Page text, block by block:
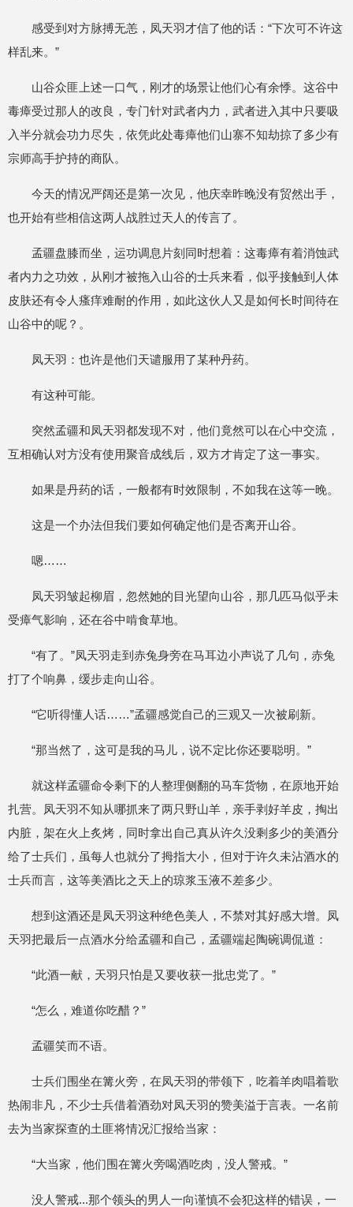
感受到对方脉搏无恙，凤天羽才信了他的话：“下次可不许这
样乱来。”
山谷众匪上述一口气，刚才的场景让他们心有余悸。这谷中
毒瘴受过那人的改良，专门针对武者内力，武者进入其中只要吸
入半分就会功力尽失，依凭此处毒瘴他们山寨不知劫掠了多少有
宗师高手护持的商队。
今天的情况严阔还是第一次见，他庆幸昨晚没有贸然出手，
也开始有些相信这两人战胜过天人的传言了。
孟疆盘膝而坐，运功调息片刻同时想着：这毒瘴有着消蚀武
者内力之功效，从刚才被拖入山谷的士兵来看，似乎接触到人体
皮肤还有令人瘙痒难耐的作用，如此这伙人又是如何长时间待在
山谷中的呢？。
凤天羽：也许是他们天谴服用了某种丹药。
有这种可能。
突然孟疆和凤天羽都发现不对，他们竟然可以在心中交流，
互相确认对方没有使用聚音成线后，双方才肯定了这一事实。
如果是丹药的话，一般都有时效限制，不如我在这等一晚。
这是一个办法但我们要如何确定他们是否离开山谷。
嗯……
凤天羽皱起柳眉，忽然她的目光望向山谷，那几匹马似乎未
受瘴气影响，还在谷中啃食草地。
“有了。”凤天羽走到赤兔身旁在马耳边小声说了几句，赤兔
打了个响鼻，缓步走向山谷。
“它听得懂人话……”孟疆感觉自己的三观又一次被刷新。
“那当然了，这可是我的马儿，说不定比你还要聪明。”
就这样孟疆命令剩下的人整理侧翻的马车货物，在原地开始
扎营。凤天羽不知从哪抓来了两只野山羊，亲手剥好羊皮，掏出
内脏，架在火上炙烤，同时拿出自己真从许久没剩多少的美酒分
给了士兵们，虽每人也就分了拇指大小，但对于许久未沾酒水的
士兵而言，这等美酒比之天上的琼浆玉液不差多少。
想到这酒还是凤天羽这种绝色美人，不禁对其好感大增。凤
天羽把最后一点酒水分给孟疆和自己，孟疆端起陶碗调侃道：
“此酒一献，天羽只怕是又要收获一批忠党了。”
“怎么，难道你吃醋？”
孟疆笑而不语。
士兵们围坐在篝火旁，在凤天羽的带领下，吃着羊肉唱着歌
热闹非凡，不少士兵借着酒劲对凤天羽的赞美溢于言表。一名前
去为当家探查的土匪将情况汇报给当家：
“大当家，他们围在篝火旁喝酒吃肉，没人警戒。”
没人警戒...那个领头的男人一向谨慎不会犯这样的错误，一